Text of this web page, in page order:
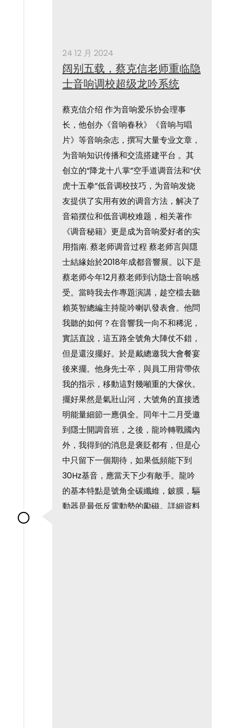
24 12 月 2024
阔别五载，蔡克信老师重临隐
士音响调校超级龙吟系统
蔡克信介绍 作为音响爱乐协会理事
长，他创办《音响春秋》《音响与唱
片》等音响杂志，撰写大量专业文章，
为音响知识传播和交流搭建平台 。其
创立的“降龙十八掌”空手道调音法和“伏
虎十五拳”低音调校技巧，为音响发烧
友提供了实用有效的调音方法，解决了
音箱摆位和低音调校难题，相关著作
《调音秘籍》更是成为音响爱好者的实
用指南. 蔡老师调音过程 蔡老师言與隱
士結緣始於2018年成都音響展。以下是
蔡老师今年12月蔡老师到访隐士音响感
受。當時我去作專題演講，趁空檔去聽
賴英智總編主持龍吟喇叭發表會。他問
我聽的如何？在音響我一向不和稀泥，
實話直說，這五路全號角大陣仗不錯，
但是還沒擺好。於是戴總邀我大會餐宴
後來擺。他身先士卒，與員工用背帶依
我的指示，移動這對幾噸重的大傢伙。
擺好果然是氣壯山河，大號角的直接透
明能量細節一應俱全。同年十二月受邀
到隱士開調音班，之後，龍吟轉戰國內
外，我得到的消息是褒貶都有，但是心
中只留下一個期待，如果低頻能下到
30Hz基音，應當天下少有敵手。龍吟
的基本特點是號角全碳纖維，鈹膜，驅
動器是最低反電動勢的勵磁。詳細資料